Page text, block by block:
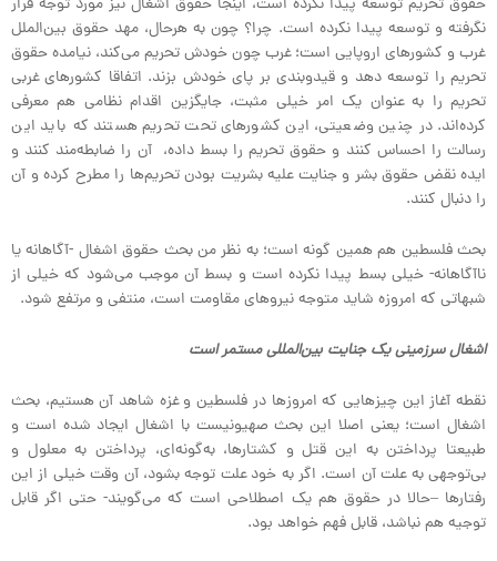
حقوق تحریم توسعه پیدا نکرده است، اینجا حقوق اشغال نیز مورد توجه قرار
نگرفته و توسعه پیدا نکرده است. چرا؟ چون به هرحال، مهد حقوق بین‌الملل
غرب و کشورهای اروپایی است؛ غرب چون خودش تحریم می‌کند، نیامده حقوق
تحریم را توسعه دهد و قیدوبندی بر پای خودش بزند. اتفاقا کشورهای غربی
تحریم را به عنوان یک امر خیلی مثبت، جایگزین اقدام نظامی هم معرفی
کرده‌اند. در چنین وضعیتی، این کشورهای تحت تحریم هستند که باید این
رسالت را احساس کنند و حقوق تحریم را بسط داده، آن را ضابطه‌مند کنند و
ایده نقض حقوق بشر و جنایت علیه بشریت بودن تحریم‌ها را مطرح کرده و آن
را دنبال کنند.
بحث فلسطین هم همین گونه است؛ به نظر من بحث حقوق اشغال -آگاهانه یا
ناآگاهانه- خیلی بسط پیدا نکرده است و بسط آن موجب می‌شود که خیلی از
شبهاتی که امروزه شاید متوجه نیروهای مقاومت است، منتفی و مرتفع شود.
اشغال سرزمینی یک جنایت بین‌المللی مستمر است
نقطه آغاز این چیزهایی که امروزها در فلسطین و غزه شاهد آن هستیم، بحث
اشغال است؛ یعنی اصلا این بحث صهیونیست با اشغال ایجاد شده است و
طبیعتا پرداختن به این قتل و کشتارها، به‌گونه‌ای، پرداختن به معلول و
بی‌توجهی به علت آن است. اگر به خود علت توجه بشود، آن وقت خیلی از این
رفتارها –حالا در حقوق هم یک اصطلاحی است که می‌گویند- حتی اگر قابل
توجیه هم نباشد، قابل فهم خواهد بود.